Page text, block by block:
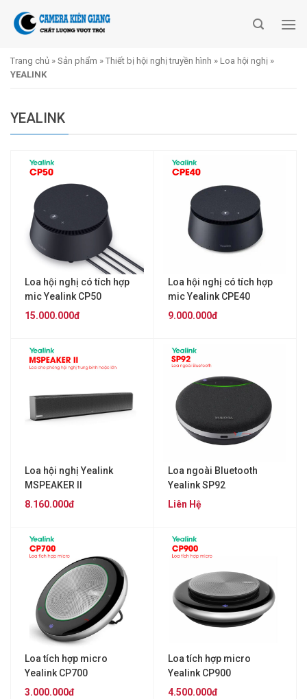
Trang chủ » Sản phẩm » Thiết bị hội nghị truyền hình » Loa hội nghị »
YEALINK
YEALINK
Loa hội nghị có tích hợp
mic Yealink CP50
15.000.000đ
Loa hội nghị có tích hợp
mic Yealink CPE40
9.000.000đ
Loa hội nghị Yealink
MSPEAKER II
8.160.000đ
Loa ngoài Bluetooth
Yealink SP92
Liên Hệ
Loa tích hợp micro
Yealink CP700
3.000.000đ
Loa tích hợp micro
Yealink CP900
4.500.000đ